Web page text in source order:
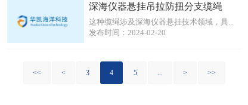
深海仪器悬挂吊拉防扭分支缆绳
这种缆绳涉及深海仪器悬挂技术领域，具...
发布时间：2024-02-20
<< < 3 4 5 ... > >>